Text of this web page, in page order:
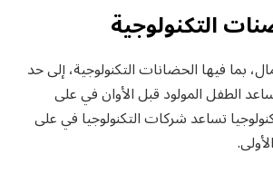
التكنولوجية
بما فيها الحضانات التكنولوجية، إلى حد
الطفل المولود قبل الأوان في على
تساعد شركات التكنولوجيا في على